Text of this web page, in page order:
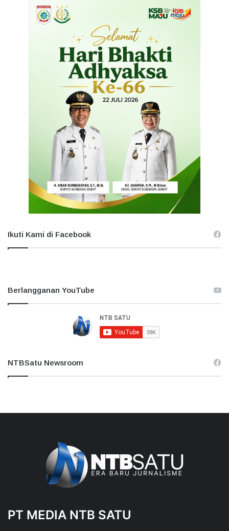
Ikuti Kami di Facebook
Berlangganan YouTube
NTBSatu Newsroom
PT MEDIA NTB SATU